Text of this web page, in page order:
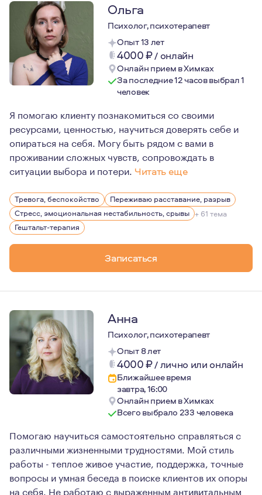
Ольга
Психолог, психотерапевт
Опыт 13 лет
4000₽/ онлайн
Онлайн прием в Химках
За последние 12 часов выбрал 1
человек
Я помогаю клиенту познакомиться со своими
ресурсами, ценностью, научиться доверять себе и
опираться на себя. Могу быть рядом с вами в
проживании сложных чувств, сопровождать в
ситуации выбора и потери. Читать еще
Для меня встреча с каждым клиентом, это про
Я всегда мечтала быть психологом. Это моя первая и
Я замужем, моим отношениям уже более 10 лет. Детей
Люблю спорт, являюсь частым гостем тренажёрных
Не являюсь поклонником активного проведения
Тревога, беспокойство
Переживаю расставание, разрыв
Стресс, эмоциональная нестабильность, срывы + 61 тема
Гештальт-терапия
Записаться
Анна
Психолог, психотерапевт
Опыт 8 лет
4000₽/лично или онлайн
Ближайшее время
завтра, 16:00
Онлайн прием в Химках
Всего выбрало 233 человека
Помогаю научиться самостоятельно справляться с
различными жизненными трудностями. Мой стиль
работы - теплое живое участие, поддержка, точные
вопросы и умная беседа в поиске клиентов их опоры
на себя. Не работаю с выраженным антивитальным